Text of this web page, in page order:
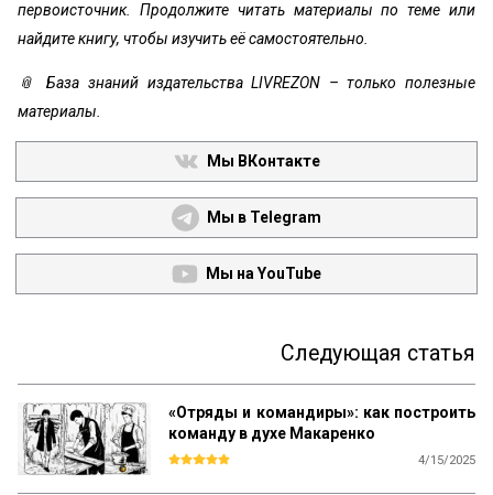
первоисточник. Продолжите читать материалы по теме или
найдите книгу, чтобы изучить её самостоятельно.
📎 База знаний издательства LIVREZON – только полезные
материалы.
Мы ВКонтакте
Мы в Telegram
Мы на YouTube
Следующая статья
«Отряды и командиры»: как построить
команду в духе Макаренко
4/15/2025